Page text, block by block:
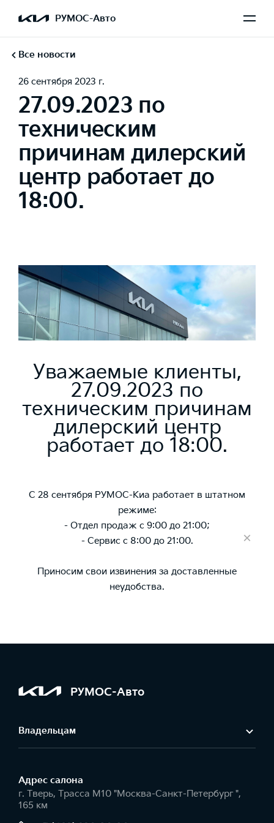
РУМОС-Авто
Все новости
26 сентября 2023 г.
27.09.2023 по
техническим
причинам дилерский
центр работает до
18:00.
Уважаемые клиенты,
27.09.2023 по
техническим причинам
дилерский центр
работает до 18:00.
С 28 сентября РУМОС-Киа работает в штатном
режиме:
- Отдел продаж с 9:00 до 21:00;
- Сервис с 8:00 до 21:00.
Приносим свои извинения за доставленные
неудобства.
РУМОС-Авто
Владельцам
Адрес салонa
г. Тверь, Трасса М10 "Москва-Санкт-Петербург ",
165 км
×